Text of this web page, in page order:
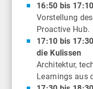
16:50 bis
Vorstellung
Proactive Hub.
17:10 bis
die Kulissen
Architektur,
Learnings aus